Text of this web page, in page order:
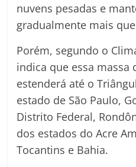
nuvens pesadas e
gradualmente mais
Porém, segundo o
indica que essa massa
estenderá até o
estado de São Paulo,
Distrito Federal,
dos estados do Acre
Tocantins e Bahia.